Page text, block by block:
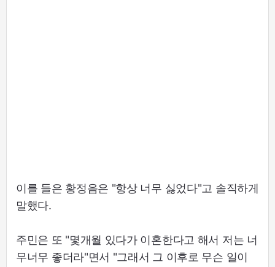
이를 들은 황정음은 "항상 너무 싫었다"고 솔직하게
말했다.
주민은 또 "몇개월 있다가 이혼한다고 해서 저는 너
무너무 좋더라"면서 "그래서 그 이후로 무슨 일이